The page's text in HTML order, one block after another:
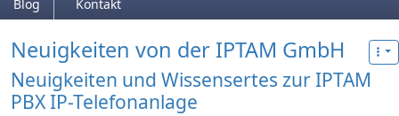
Blog
Kontakt
Neuigkeiten von der IPTAM GmbH
Neuigkeiten und Wissensertes zur IPTAM
PBX IP-Telefonanlage